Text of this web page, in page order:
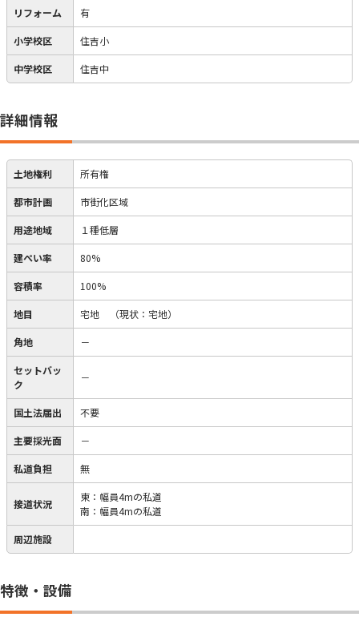
リフォーム 有
小学校区 住吉小
中学校区 住吉中
詳細情報
土地権利 所有権
都市計画 市街化区域
用途地域 １種低層
建ぺい率 80%
容積率 100%
地目 宅地 （現状：宅地）
角地 －
セットバッ
ク
－
国土法届出 不要
主要採光面 －
私道負担 無
接道状況
東：幅員4mの私道
南：幅員4mの私道
周辺施設
特徴・設備